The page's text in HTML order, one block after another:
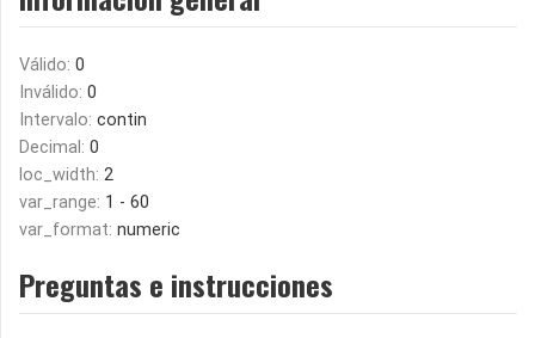
Válido: 0
Inválido: 0
Intervalo: contin
Decimal: 0
loc_width: 2
var_range: 1 - 60
var_format: numeric
Preguntas e instrucciones